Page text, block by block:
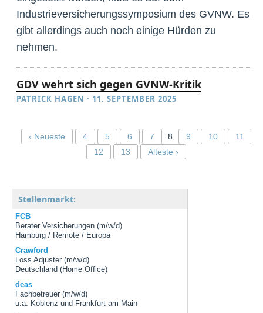
Industrieversicherungssymposium des GVNW. Es
gibt allerdings auch noch einige Hürden zu
nehmen.
GDV wehrt sich gegen GVNW-Kritik
PATRICK HAGEN · 11. SEPTEMBER 2025
‹ Neueste 4 5 6 7 8 9 10
11
12
13 Älteste ›
Stellenmarkt:
FCB
Berater Versicherungen (m/w/d)
Hamburg / Remote / Europa
Crawford
Loss Adjuster (m/w/d)
Deutschland (Home Office)
deas
Fachbetreuer (m/w/d)
u.a. Koblenz und Frankfurt am Main